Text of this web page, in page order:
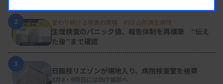
2 変わり続ける検査の現場 #32 山形済生病院
生理検査のパニック値、報告体制を再構築 “伝え
た後”まで確認
3
日臨技リエゾンが現地入り、病院検査室を視察
8月8・9両日にはDVT検診へ